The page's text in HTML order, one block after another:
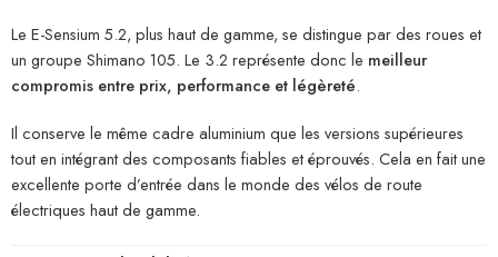
Le E-Sensium 5.2, plus haut de gamme, se distingue par des roues et
un groupe Shimano 105. Le 3.2 représente donc le meilleur
compromis entre prix, performance et légèreté.
Il conserve le même cadre aluminium que les versions supérieures
tout en intégrant des composants fiables et éprouvés. Cela en fait une
excellente porte d’entrée dans le monde des vélos de route
électriques haut de gamme.